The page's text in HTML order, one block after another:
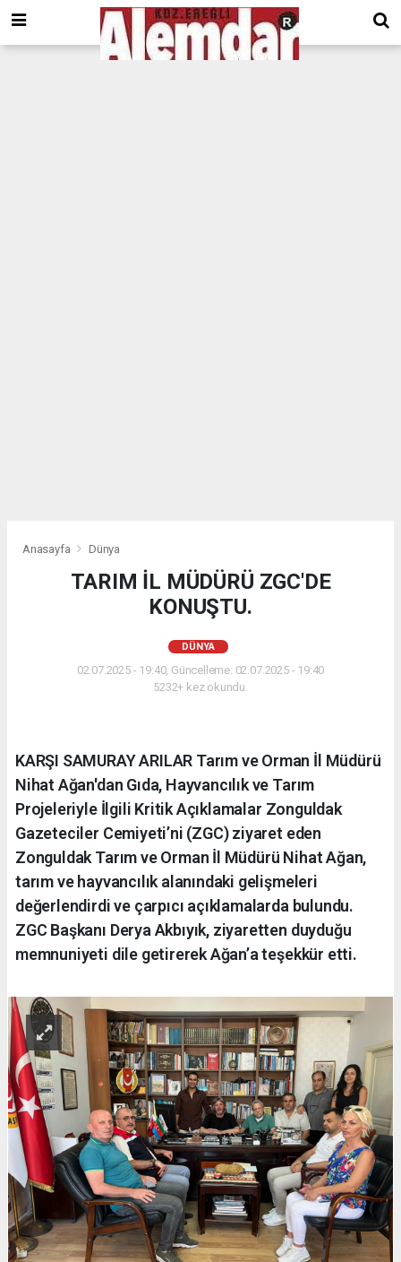
google.com, pub-8201930440372555, DIRECT, f08c47fec0942fa0
Anasayfa Dünya
TARIM İL MÜDÜRÜ ZGC'DE
KONUŞTU.
DÜNYA
02.07.2025 - 19:40, Güncelleme: 02.07.2025 - 19:40
5232+ kez okundu.
KARŞI SAMURAY ARILAR Tarım ve Orman İl Müdürü
Nihat Ağan'dan Gıda, Hayvancılık ve Tarım
Projeleriyle İlgili Kritik Açıklamalar Zonguldak
Gazeteciler Cemiyeti’ni (ZGC) ziyaret eden
Zonguldak Tarım ve Orman İl Müdürü Nihat Ağan,
tarım ve hayvancılık alanındaki gelişmeleri
değerlendirdi ve çarpıcı açıklamalarda bulundu.
ZGC Başkanı Derya Akbıyık, ziyaretten duyduğu
memnuniyeti dile getirerek Ağan’a teşekkür etti.